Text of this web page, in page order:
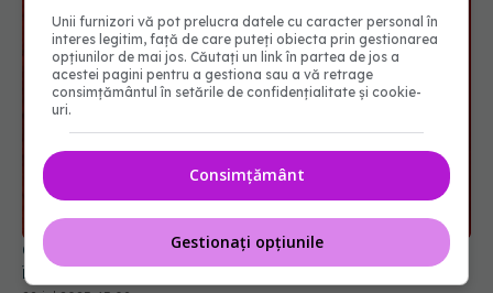
Celule zombie în vasele de sânge. Uite ce s-a
întâmplat cu sângele tău dacă ai avut COVID
28 iul 2025, 15:08
Unii furnizori vă pot prelucra datele cu caracter personal în
interes legitim, față de care puteți obiecta prin gestionarea
opțiunilor de mai jos. Căutați un link în partea de jos a
acestei pagini pentru a gestiona sau a vă retrage
consimțământul în setările de confidențialitate și cookie-
uri.
Consimțământ
Gestionați opțiunile